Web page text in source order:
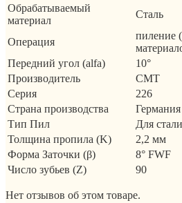
Обрабатываемый
материал
Сталь
Операция
пиление
Передний угол (alfa)
10°
Производитель
CMT
Серия
226
Страна производства
Германия
Тип Пил
Для стали
Толщина пропила (K)
2,2 мм
Форма Заточки (β)
8° FWF
Число зубьев (Z)
90
Нет отзывов об этом товаре.